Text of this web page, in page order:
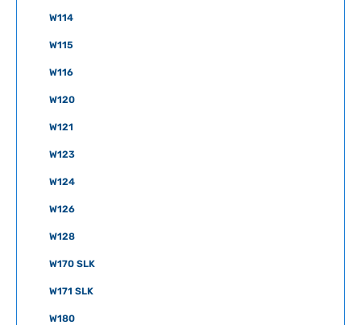
W114
W115
W116
W120
W121
W123
W124
W126
W128
W170 SLK
W171 SLK
W180